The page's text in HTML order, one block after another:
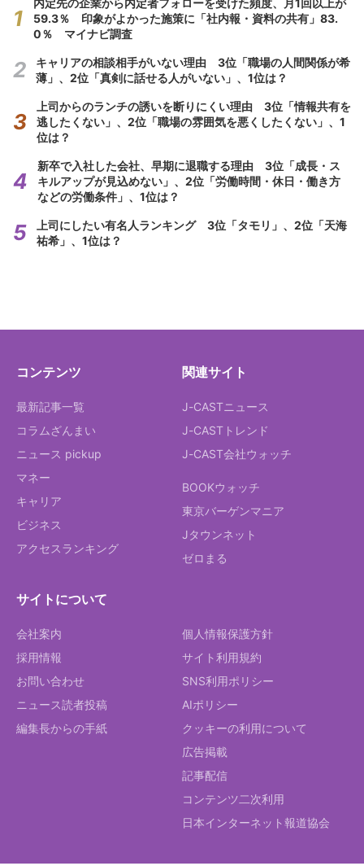
内定先の企業から内定者フォローを受けた頻度、月1回以上が
59.3％ 印象がよかった施策に「社内報・資料の共有」83.
0％ マイナビ調査
キャリアの相談相手がいない理由 3位「職場の人間関係が希
薄」、2位「真剣に話せる人がいない」、1位は？
上司からのランチの誘いを断りにくい理由 3位「情報共有を
逃したくない」、2位「職場の雰囲気を悪くしたくない」、1
位は？
新卒で入社した会社、早期に退職する理由 3位「成長・ス
キルアップが見込めない」、2位「労働時間・休日・働き方
などの労働条件」、1位は？
上司にしたい有名人ランキング 3位「タモリ」、2位「天海
祐希」、1位は？
コンテンツ
最新記事一覧
コラムざんまい
ニュース pickup
マネー
キャリア
ビジネス
アクセスランキング
関連サイト
J-CASTニュース
J-CASTトレンド
J-CAST会社ウォッチ
BOOKウォッチ
東京バーゲンマニア
Jタウンネット
ゼロまる
サイトについて
会社案内
採用情報
お問い合わせ
ニュース読者投稿
編集長からの手紙
個人情報保護方針
サイト利用規約
SNS利用ポリシー
AIポリシー
クッキーの利用について
広告掲載
記事配信
コンテンツ二次利用
日本インターネット報道協会